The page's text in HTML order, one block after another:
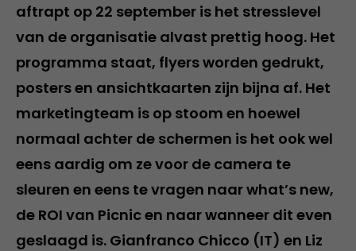
aftrapt op 22 september is het stresslevel
van de organisatie alvast prettig hoog. Het
programma staat, flyers worden gedrukt,
posters en ansichtkaarten zijn bijna af. Het
marketingteam is op stoom en hoewel
normaal achter de schermen is het ook wel
eens aardig om ze voor de camera te
sleuren en eens te vragen naar what’s new,
de ROI van Picnic en naar wanneer dit even
geslaagd is. Gianfranco Chicco (IT) en Liz